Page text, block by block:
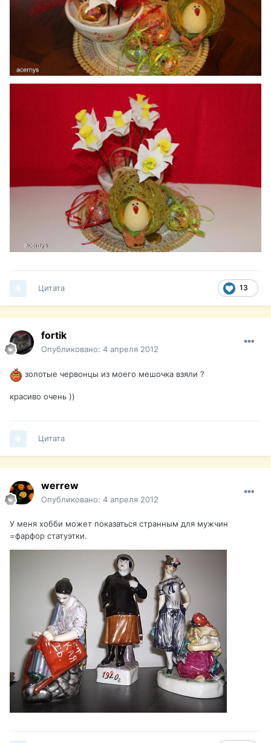
13
Цитата
fortik
Опубликовано: 4 апреля 2012
золотые червонцы из моего мешочка взяли ?
красиво очень ))
Цитата
werrew
Опубликовано: 4 апреля 2012
У меня хобби может показаться странным для мужчин
=фарфор статуэтки.